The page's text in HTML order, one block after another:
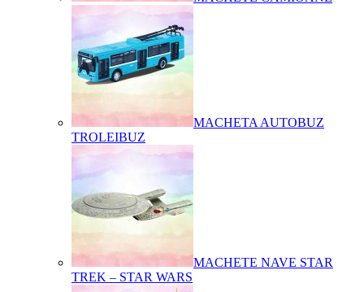
MACHETA AUTOBUZ
TROLEIBUZ
MACHETE NAVE STAR
TREK – STAR WARS